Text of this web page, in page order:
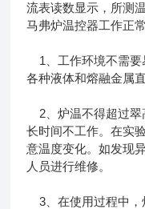
流表读数显示，所测
马弗炉温控器工作正常
1、工作环境不需要
各种液体和熔融金属
2、炉温不得超过翠
长时间不工作。在实
意温度变化。如发现
人员进行维修。
3、在使用过程中，